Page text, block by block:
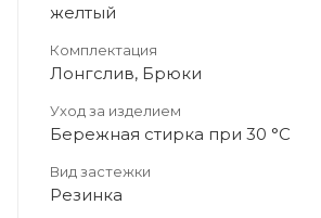
желтый
Комплектация
Лонгслив, Брюки
Уход за изделием
Бережная стирка при 30 °C
Вид застежки
Резинка